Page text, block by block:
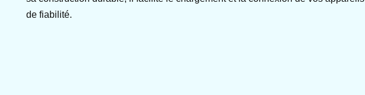
de fiabilité.